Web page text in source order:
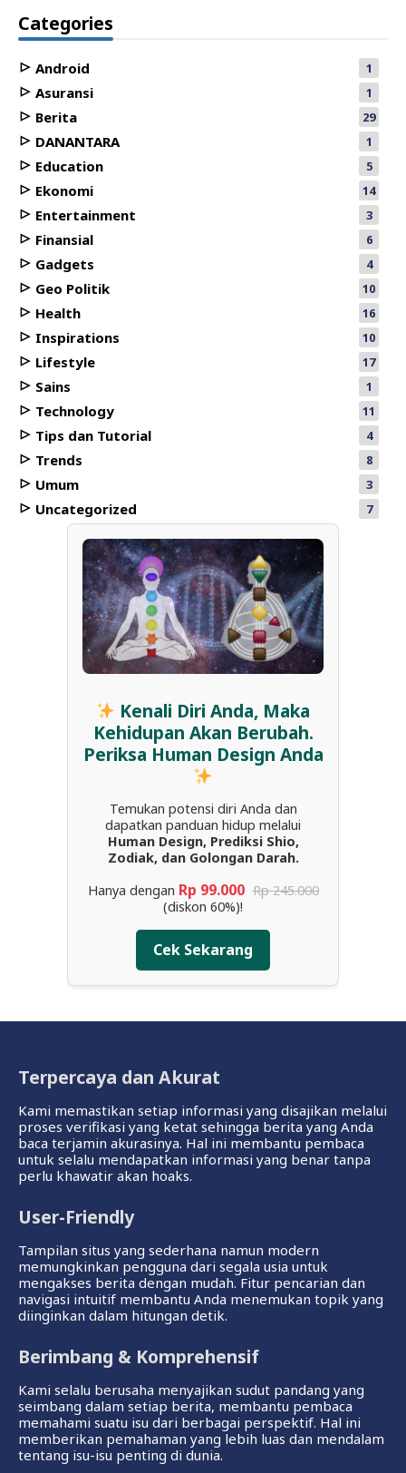
Categories
Android 1
Asuransi 1
Berita 29
DANANTARA 1
Education 5
Ekonomi 14
Entertainment 3
Finansial 6
Gadgets 4
Geo Politik 10
Health 16
Inspirations 10
Lifestyle 17
Sains 1
Technology 11
Tips dan Tutorial 4
Trends 8
Umum 3
Uncategorized 7
Kenali Diri Anda, Maka
Kehidupan Akan Berubah.
Periksa Human Design Anda
Temukan potensi diri Anda dan
dapatkan panduan hidup melalui
Human Design, Prediksi Shio,
Zodiak, dan Golongan Darah.
Hanya dengan Rp 99.000 Rp 245.000
(diskon 60%)!
Cek Sekarang
Terpercaya dan Akurat
Kami memastikan setiap informasi yang disajikan melalui
proses verifikasi yang ketat sehingga berita yang Anda
baca terjamin akurasinya. Hal ini membantu pembaca
untuk selalu mendapatkan informasi yang benar tanpa
perlu khawatir akan hoaks.
User-Friendly
Tampilan situs yang sederhana namun modern
memungkinkan pengguna dari segala usia untuk
mengakses berita dengan mudah. Fitur pencarian dan
navigasi intuitif membantu Anda menemukan topik yang
diinginkan dalam hitungan detik.
Berimbang & Komprehensif
Kami selalu berusaha menyajikan sudut pandang yang
seimbang dalam setiap berita, membantu pembaca
memahami suatu isu dari berbagai perspektif. Hal ini
memberikan pemahaman yang lebih luas dan mendalam
tentang isu-isu penting di dunia.